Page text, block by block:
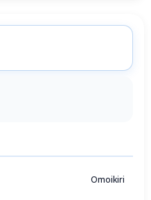
Omoikiri